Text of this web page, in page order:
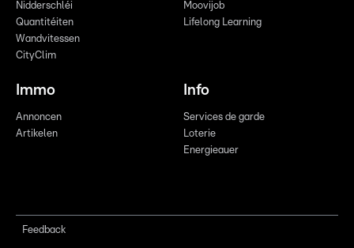
Nidderschléi
Quantitéiten
Wandvitessen
CityClim
Moovijob
Lifelong Learning
Immo
Annoncen
Artikelen
Info
Services de garde
Loterie
Energieauer
Feedback